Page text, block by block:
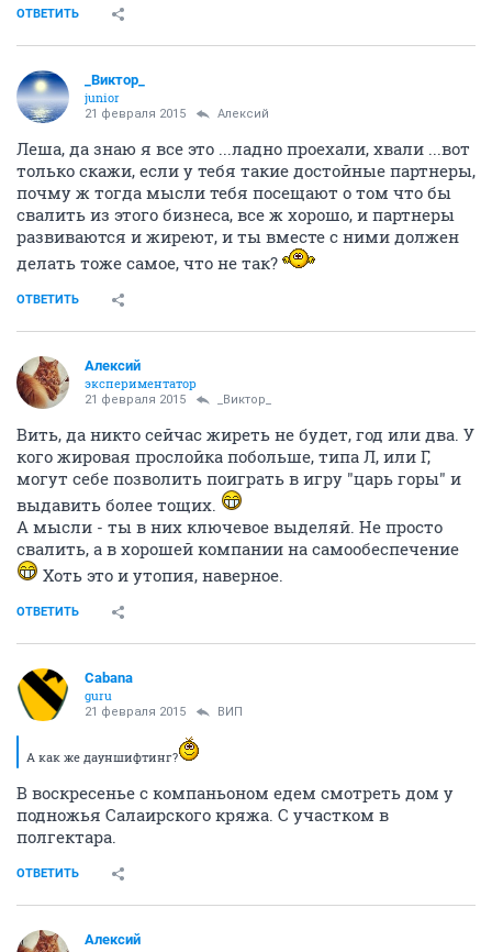
ОТВЕТИТЬ
_Виктор_
juniоr
21 февраля 2015 Алексий
Леша, да знаю я все это ...ладно проехали, хвали ...вот
только скажи, если у тебя такие достойные партнеры,
почму ж тогда мысли тебя посещают о том что бы
свалить из этого бизнеса, все ж хорошо, и партнеры
развиваются и жиреют, и ты вместе с ними должен
делать тоже самое, что не так?
ОТВЕТИТЬ
Алексий
экспериментатор
21 февраля 2015 _Виктор_
Вить, да никто сейчас жиреть не будет, год или два. У
кого жировая прослойка побольше, типа Л, или Г,
могут себе позволить поиграть в игру "царь горы" и
выдавить более тощих.
А мысли - ты в них ключевое выделяй. Не просто
свалить, а в хорошей компании на самообеспечение
Хоть это и утопия, наверное.
ОТВЕТИТЬ
Cabana
guru
21 февраля 2015 ВИП
А как же дауншифтинг?
В воскресенье с компаньоном едем смотреть дом у
подножья Салаирского кряжа. С участком в
полгектара.
ОТВЕТИТЬ
Алексий